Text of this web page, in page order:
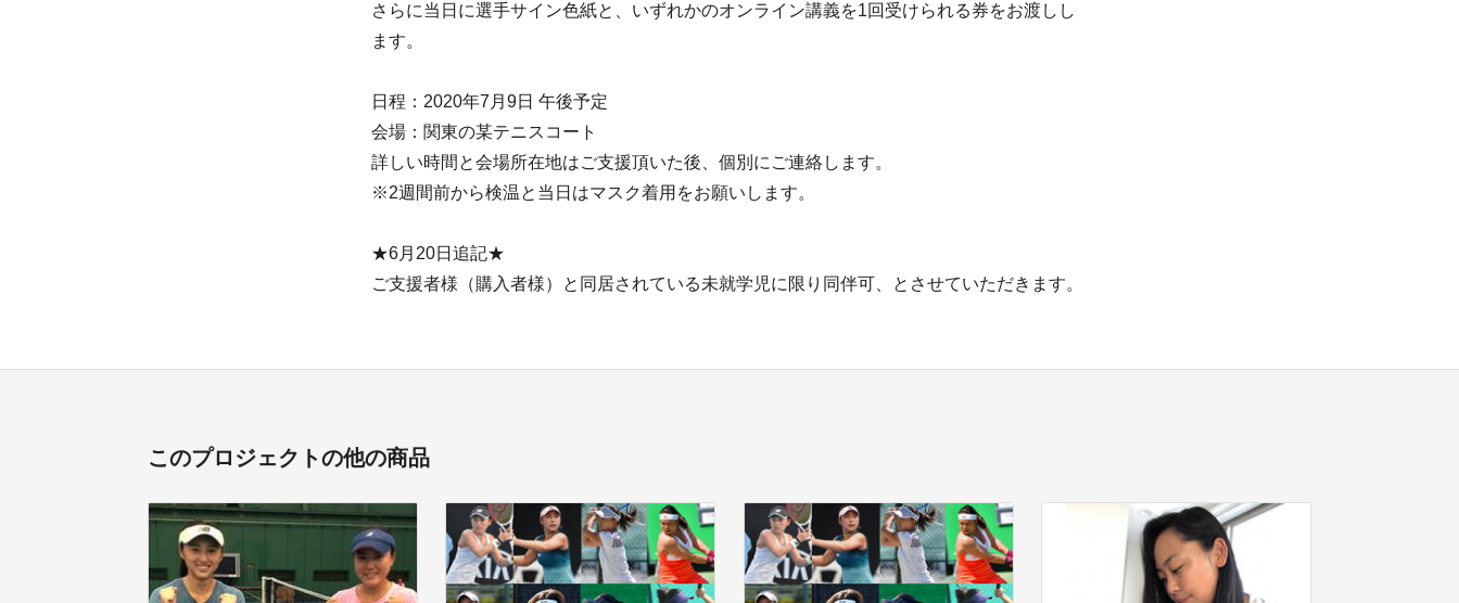
さらに当日に選手サイン色紙と、いずれかのオンライン講義を1回受けられる券をお渡しし
ます。
日程：2020年7月9日 午後予定
会場：関東の某テニスコート
詳しい時間と会場所在地はご支援頂いた後、個別にご連絡します。
※2週間前から検温と当日はマスク着用をお願いします。
★6月20日追記★
ご支援者様（購入者様）と同居されている未就学児に限り同伴可、とさせていただきます。
このプロジェクトの他の商品